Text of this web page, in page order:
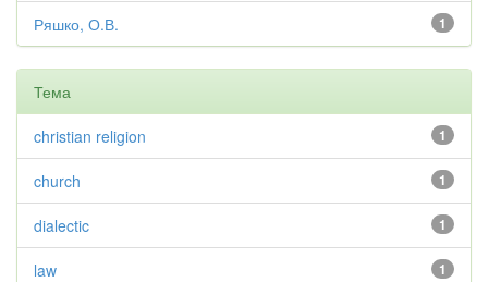
1
Ряшко, О.В.
Тема
1
christian religion
1
church
1
dialectic
1
law